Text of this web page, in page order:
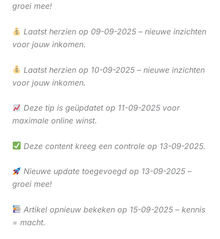
groei mee!
Laatst herzien op 09-09-2025 – nieuwe inzichten
voor jouw inkomen.
Laatst herzien op 10-09-2025 – nieuwe inzichten
voor jouw inkomen.
Deze tip is geüpdatet op 11-09-2025 voor
maximale online winst.
Deze content kreeg een controle op 13-09-2025.
Nieuwe update toegevoegd op 13-09-2025 –
groei mee!
Artikel opnieuw bekeken op 15-09-2025 – kennis
= macht.